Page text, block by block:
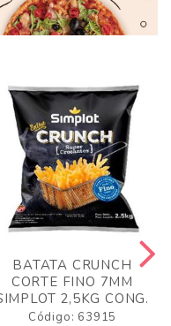
BATATA CRUNCH
CORTE FINO 7MM
2,5KG CONG.
Código: 63915